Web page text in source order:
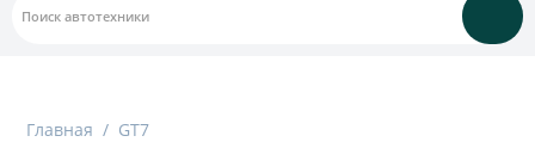
Главная / GT7